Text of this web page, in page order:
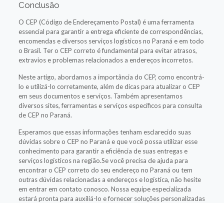
Conclusão
O CEP (Código de Endereçamento Postal) é uma ferramenta
essencial para garantir a entrega eficiente de correspondências,
encomendas e diversos serviços logísticos no Paraná e em todo
o Brasil. Ter o CEP correto é fundamental para evitar atrasos,
extravios e problemas relacionados a endereços incorretos.
Neste artigo, abordamos a importância do CEP, como encontrá-
lo e utilizá-lo corretamente, além de dicas para atualizar o CEP
em seus documentos e serviços. Também apresentamos
diversos sites, ferramentas e serviços específicos para consulta
de CEP no Paraná.
Esperamos que essas informações tenham esclarecido suas
dúvidas sobre o CEP no Paraná e que você possa utilizar esse
conhecimento para garantir a eficiência de suas entregas e
serviços logísticos na região.Se você precisa de ajuda para
encontrar o CEP correto do seu endereço no Paraná ou tem
outras dúvidas relacionadas a endereços e logística, não hesite
em entrar em contato conosco. Nossa equipe especializada
estará pronta para auxiliá-lo e fornecer soluções personalizadas